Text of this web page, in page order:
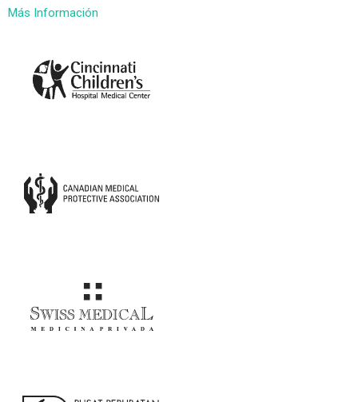
Más Información